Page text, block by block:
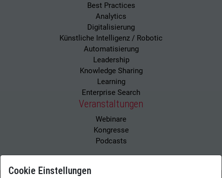
Best Practices
Analytics
Digitalisierung
Künstliche Intelligenz / Robotic
Automatisierung
Leadership
Knowledge Sharing
Learning
Enterprise Search
Veranstaltungen
Webinare
Kongresse
Podcasts
Cookie Einstellungen